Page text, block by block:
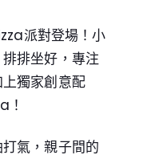
派對登場！小
排坐好，專注
獨家創意配
！
氣，親子間的